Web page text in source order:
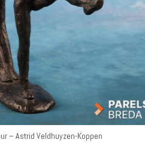
– Astrid Veldhuyzen-Koppen